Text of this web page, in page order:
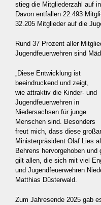
stieg die Mitgliederzahl auf
Davon entfallen 22.493
32.205 Mitglieder auf die
Rund 37 Prozent aller
Jugendfeuerwehren sind
„Diese Entwicklung ist
beeindruckend und zeigt,
wie attraktiv die Kinder- und
Jugendfeuerwehren in
Niedersachsen für junge
Menschen sind. Besonders
freut mich, dass diese
Ministerpräsident Olaf Lies
Behrens hervorgehoben
gilt allen, die sich mit viel
und Jugendfeuerwehren
Matthias Düsterwald.
Zum Jahresende 2025 gab